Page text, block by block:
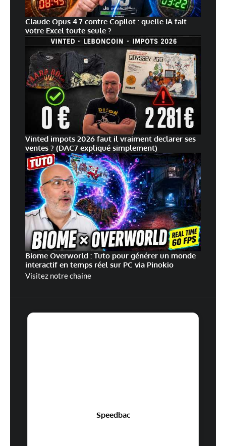
Claude Opus 4.7 contre Copilot : quelle IA fait
votre Excel toute seule ?
Vinted impots 2026 faut il vraiment declarer ses
ventes ? (DAC7 expliqué simplement)
Biome Overworld : Tuto pour générer un monde
interactif en temps réel sur PC via Pinokio
Visitez notre chaine
Speedbac